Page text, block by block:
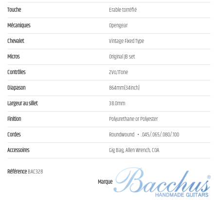
Touche
Erable torréfié
Mécaniques
Opengear
Chevalet
Vintage Fixed Type
Micros
Original JB set
Contrôles
2Vo,1Tone
Diapason
864mm(34inch)
Largeur au sillet
38.0mm
Finition
Polyurethane or Polyester
Cordes
Roundwound ・.045/.065/.080/.100
Accessoires
Gig Bag, Allen Wrench, COA
Marque
RéférenceBAC328